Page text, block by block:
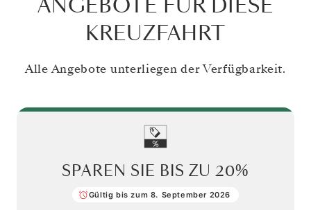
ANGEBOTE FÜR DIESE
KREUZFAHRT
Alle Angebote unterliegen der Verfügbarkeit.
SPAREN SIE BIS ZU 20%
Gültig bis zum 8. September 2026